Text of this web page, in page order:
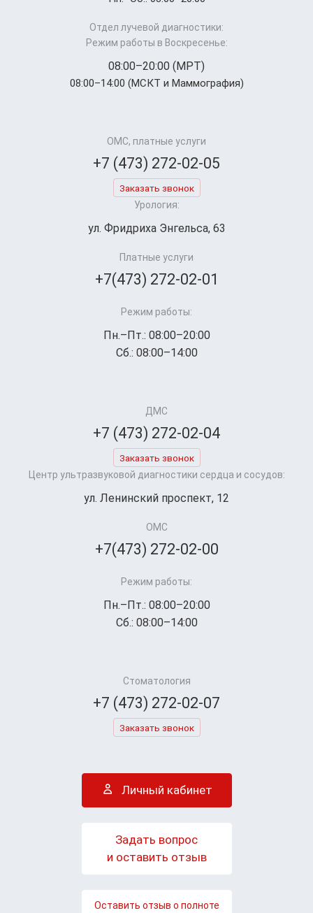
Отдел лучевой диагностики:
Режим работы в Воскресенье:
08:00–20:00 (МРТ)
08:00–14:00 (МСКТ и Маммография)
ОМС, платные услуги
+7 (473) 272-02-05
Заказать звонок
Урология:
ул. Фридриха Энгельса, 63
Платные услуги
+7(473) 272-02-01
Режим работы:
Пн.–Пт.: 08:00–20:00
Сб.: 08:00–14:00
ДМС
+7 (473) 272-02-04
Заказать звонок
Центр ультразвуковой диагностики сердца и сосудов:
ул. Ленинский проспект, 12
ОМС
+7(473) 272-02-00
Режим работы:
Пн.–Пт.: 08:00–20:00
Сб.: 08:00–14:00
Стоматология
+7 (473) 272-02-07
Заказать звонок
Личный кабинет
Задать вопрос
и оставить отзыв
Оставить отзыв о полноте